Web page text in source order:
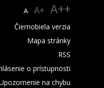
A A+ A++
Čiernobiela verzia
Mapa stránky
RSS
o prístupnosti
na chybu